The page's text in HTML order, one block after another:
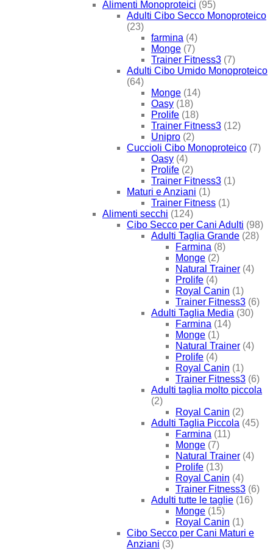
Alimenti Monoproteici (95)
Adulti Cibo Secco Monoproteico
(23)
farmina (4)
Monge (7)
Trainer Fitness3 (7)
Adulti Cibo Umido Monoproteico
(64)
Monge (14)
Oasy (18)
Prolife (18)
Trainer Fitness3 (12)
Unipro (2)
Cuccioli Cibo Monoproteico (7)
Oasy (4)
Prolife (2)
Trainer Fitness3 (1)
Maturi e Anziani (1)
Trainer Fitness (1)
Alimenti secchi (124)
Cibo Secco per Cani Adulti (98)
Adulti Taglia Grande (28)
Farmina (8)
Monge (2)
Natural Trainer (4)
Prolife (4)
Royal Canin (1)
Trainer Fitness3 (6)
Adulti Taglia Media (30)
Farmina (14)
Monge (1)
Natural Trainer (4)
Prolife (4)
Royal Canin (1)
Trainer Fitness3 (6)
Adulti taglia molto piccola
(2)
Royal Canin (2)
Adulti Taglia Piccola (45)
Farmina (11)
Monge (7)
Natural Trainer (4)
Prolife (13)
Royal Canin (4)
Trainer Fitness3 (6)
Adulti tutte le taglie (16)
Monge (15)
Royal Canin (1)
Cibo Secco per Cani Maturi e
Anziani (3)